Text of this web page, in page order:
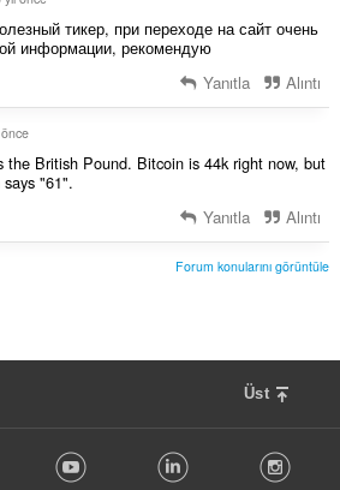
тикер, при переходе на сайт очень
информации, рекомендую
Yanıtla Alıntı
önce
the British Pound. Bitcoin is 44k right now, but
"61".
Yanıtla Alıntı
Forum konularını görüntüle
Üst
Youtube LinkedIn